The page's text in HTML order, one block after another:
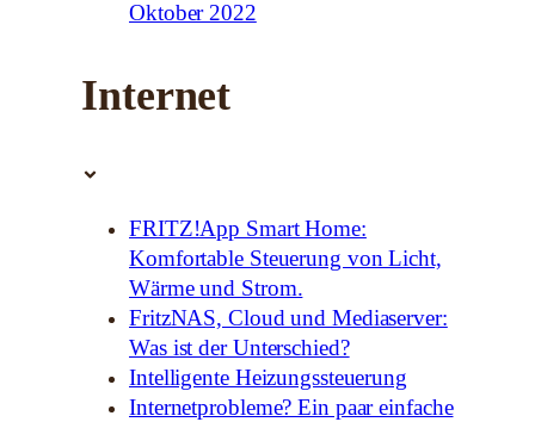
Oktober 2022
Internet
FRITZ!App Smart Home:
Komfortable Steuerung von Licht,
Wärme und Strom.
FritzNAS, Cloud und Mediaserver:
Was ist der Unterschied?
Intelligente Heizungssteuerung
Internetprobleme? Ein paar einfache